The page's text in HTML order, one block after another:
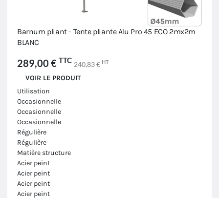
Barnum pliant - Tente pliante Alu Pro 45 ECO 2mx2m
BLANC
289,00 € TTC 240,83 € HT
VOIR LE PRODUIT
Utilisation
Occasionnelle
Occasionnelle
Occasionnelle
Régulière
Régulière
Matière structure
Acier peint
Acier peint
Acier peint
Acier peint